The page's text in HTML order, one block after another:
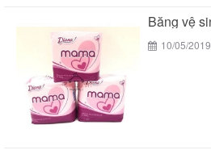
10/05/2019